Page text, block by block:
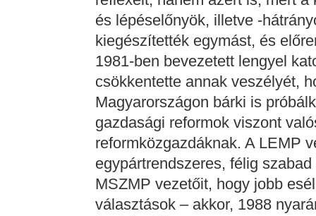
és lépéselőnyök, illetve -
kiegészítették egymást, és
1981-ben bevezetett lengyel
csökkentette annak veszélyét,
Magyarországon bárki is
gazdasági reformok viszont
reformközgazdáknak. A LEMP
egypártrendszeres, félig
MSZMP vezetőit, hogy jobb
választások – akkor, 1988